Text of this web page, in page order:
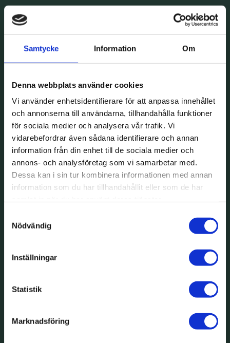
Samtycke Information Om
Denna webbplats använder cookies
Vi använder enhetsidentifierare för att anpassa innehållet
och annonserna till användarna, tillhandahålla funktioner
för sociala medier och analysera vår trafik. Vi
vidarebefordrar även sådana identifierare och annan
information från din enhet till de sociala medier och
annons- och analysföretag som vi samarbetar med.
Dessa kan i sin tur kombinera informationen med annan
information som du har tillhandahållit eller som de har
Nödvändig
Inställningar
Statistik
Marknadsföring